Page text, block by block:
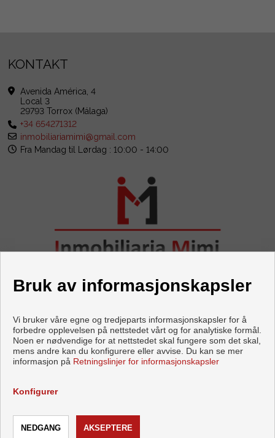
KONTAKT
Avenida América, 4
Local 3
29793 Torrox (Málaga)
+34 654271312
inmobiliariamimi@gmail.com
Fra Mandag til Lørdag : 10:00 - 14:00
Flats and houses for sale in Torrox
Bruk av informasjonskapsler
Vi bruker våre egne og tredjeparts informasjonskapsler for å
forbedre opplevelsen på nettstedet vårt og for analytiske formål.
Noen er nødvendige for at nettstedet skal fungere som det skal,
mens andre kan du konfigurere eller avvise. Du kan se mer
informasjon på Retningslinjer for informasjonskapsler
Konfigurer